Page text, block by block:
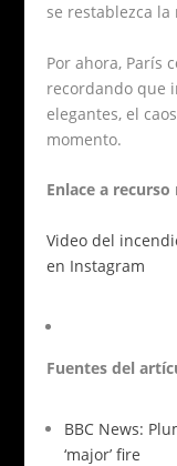
se restablezca
Por ahora, París
recordando que
elegantes, el
momento.
Enlace a
Video del
en Instagram
Fuentes del
BBC News:
‘major’ fire